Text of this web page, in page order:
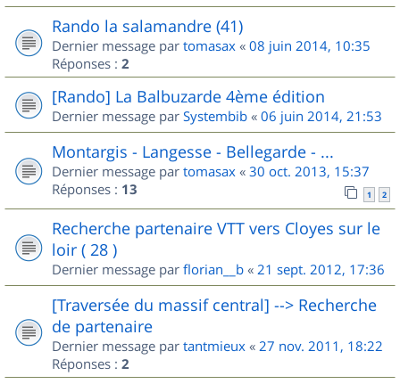
Rando la salamandre (41)
Dernier message par tomasax « 08 juin 2014, 10:35
Réponses : 2
[Rando] La Balbuzarde 4ème édition
Dernier message par Systembib « 06 juin 2014, 21:53
Montargis - Langesse - Bellegarde - ...
Dernier message par tomasax « 30 oct. 2013, 15:37
Réponses : 13 1 2
Recherche partenaire VTT vers Cloyes sur le
loir ( 28 )
Dernier message par florian__b « 21 sept. 2012, 17:36
[Traversée du massif central] --> Recherche
de partenaire
Dernier message par tantmieux « 27 nov. 2011, 18:22
Réponses : 2